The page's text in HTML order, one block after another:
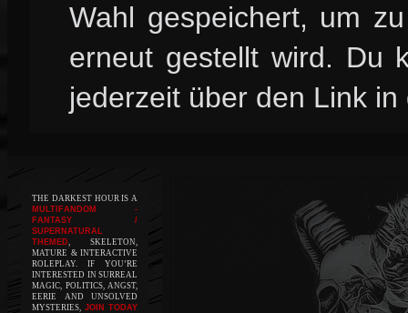
Wahl gespeichert, um
erneut gestellt wird. Du
jederzeit über den Link
THE DARKEST HOUR IS A
MULTIFANDOM -
FANTASY /
SUPERNATURAL
THEMED, SKELETON,
MATURE & INTERACTIVE
ROLEPLAY. IF YOU’RE
INTERESTED IN SURREAL
MAGIC, POLITICS, ANGST,
EERIE AND UNSOLVED
MYSTERIES, JOIN TODAY